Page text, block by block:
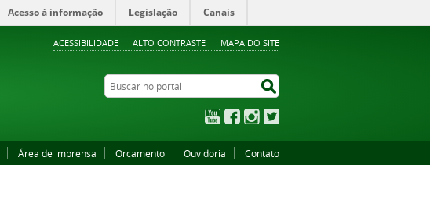
ACESSIBILIDADE ALTO CONTRASTE MAPA DO SITE
Acesso à informação Legislação Canais
Buscar no portal
YouTubeFacebookInstagram
Área de imprensa Orcamento Ouvidoria Contato